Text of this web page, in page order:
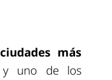
ciudades más
y uno de los